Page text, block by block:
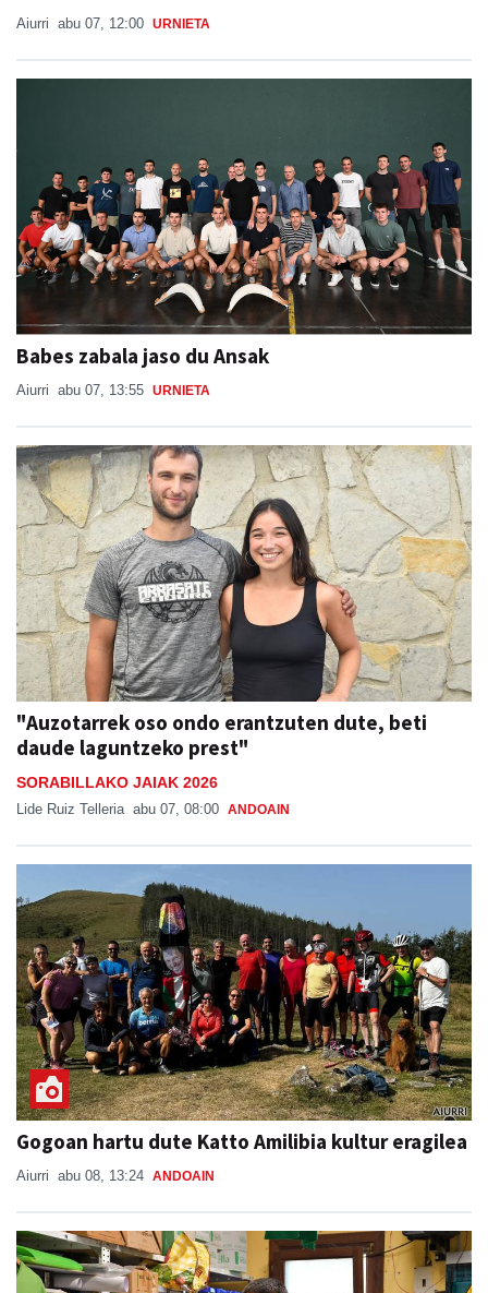
Aiurri abu 07, 12:00 URNIETA
Babes zabala jaso du Ansak
Aiurri abu 07, 13:55 URNIETA
"Auzotarrek oso ondo erantzuten dute, beti
daude laguntzeko prest"
SORABILLAKO JAIAK 2026
Lide Ruiz Telleria abu 07, 08:00 ANDOAIN
Gogoan hartu dute Katto Amilibia kultur eragilea
Aiurri abu 08, 13:24 ANDOAIN